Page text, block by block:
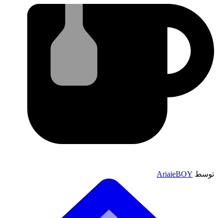
توسطAriaieBOY